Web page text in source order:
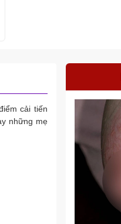
cải tiến
những mẹ